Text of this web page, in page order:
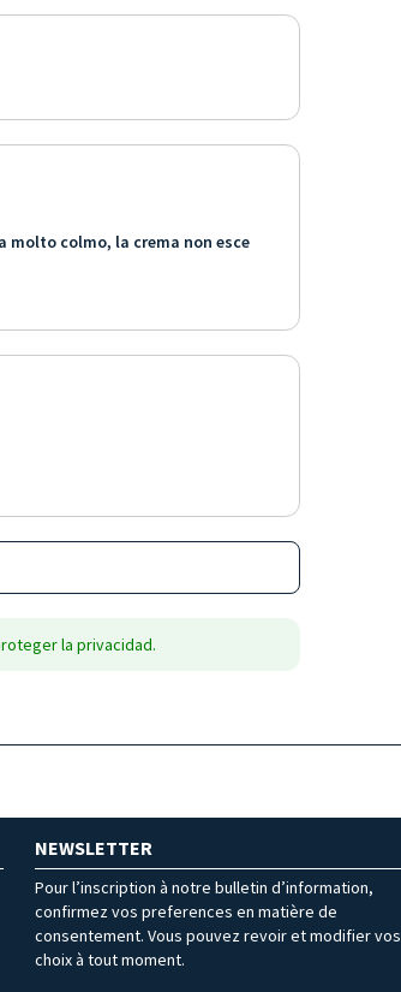
molto colmo, la crema non esce
la privacidad.
NEWSLETTER
Pour l’inscription à notre bulletin d’information,
confirmez vos preferences en matière de
consentement. Vous pouvez revoir et modifier vos
choix à tout moment.